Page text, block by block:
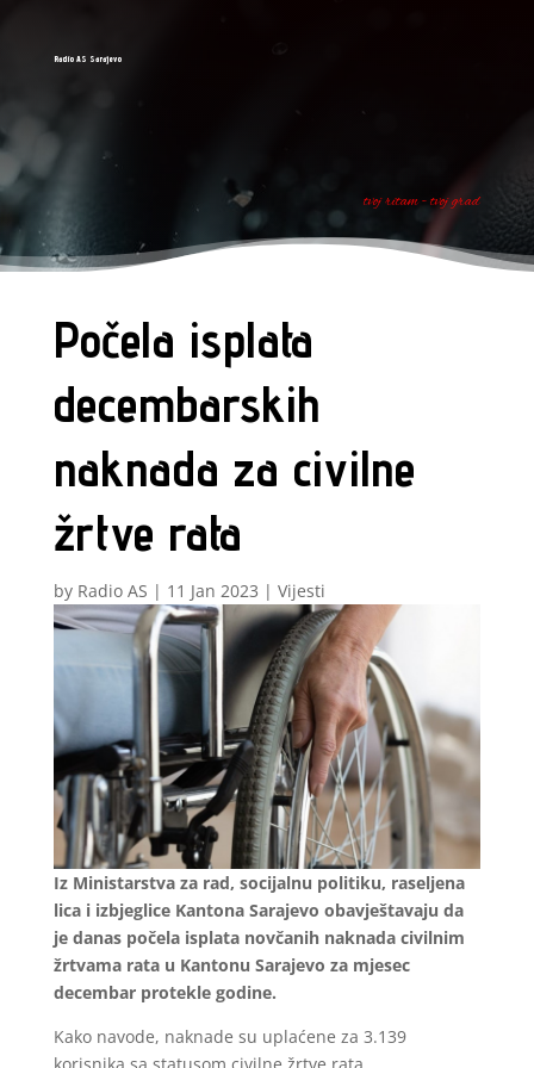
Radio AS Sarajevo
tvoj ritam - tvoj grad
Počela isplata
decembarskih
naknada za civilne
žrtve rata
by Radio AS | 11 Jan 2023 | Vijesti
Iz Ministarstva za rad, socijalnu politiku, raseljena
lica i izbjeglice Kantona Sarajevo obavještavaju da
je danas počela isplata novčanih naknada civilnim
žrtvama rata u Kantonu Sarajevo za mjesec
decembar protekle godine.
Kako navode, naknade su uplaćene za 3.139